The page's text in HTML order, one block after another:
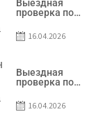
Выездная
проверка по
соблюдения
условий
грантов
предприятия
SRL Patiseria
Familiei
16.04.2026
Выездная
проверка по
соблюдения
условий
16.04.2026